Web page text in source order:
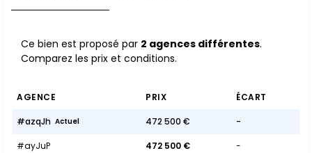
Ce bien est proposé par 2 agences différentes.
Comparez les prix et conditions.
AGENCE PRIX ÉCART
#azqJh Actuel 472 500 € -
#ayJuP 472 500 € -